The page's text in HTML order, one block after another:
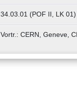
34.03.01 (POF II, LK
Vortr.: CERN, Geneve,